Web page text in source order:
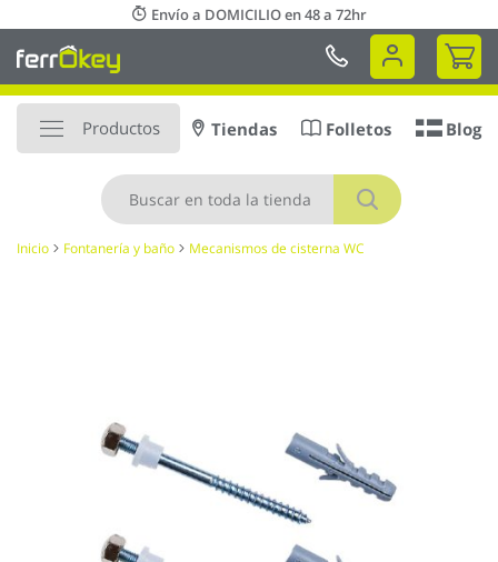
al
contenido
Envío a DOMICILIO en 48 a 72hr
Mi
Productos
Buscar
Tiendas Folletos Blog
Inicio Fontanería y baño Mecanismos de cisterna WC